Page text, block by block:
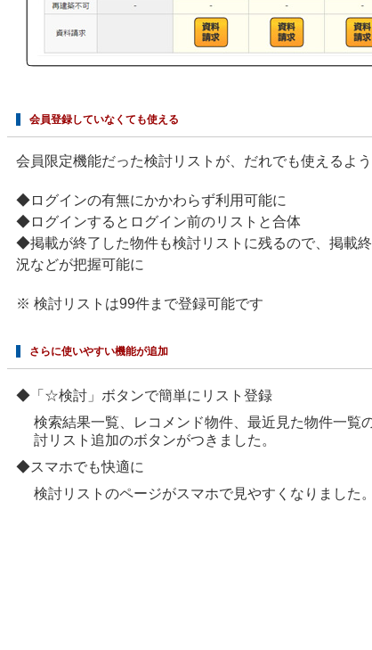
会員登録していなくても使える
会員限定機能だった検討リストが、だれでも使えるよう
◆ログインの有無にかかわらず利用可能に
◆ログインするとログイン前のリストと合体
◆掲載が終了した物件も検討リストに残るので、掲載
況などが把握可能に
※ 検討リストは99件まで登録可能です
さらに使いやすい機能が追加
◆「☆検討」ボタンで簡単にリスト登録
検索結果一覧、レコメンド物件、最近見た物件一覧
討リスト追加のボタンがつきました。
◆スマホでも快適に
検討リストのページがスマホで見やすくなりました。